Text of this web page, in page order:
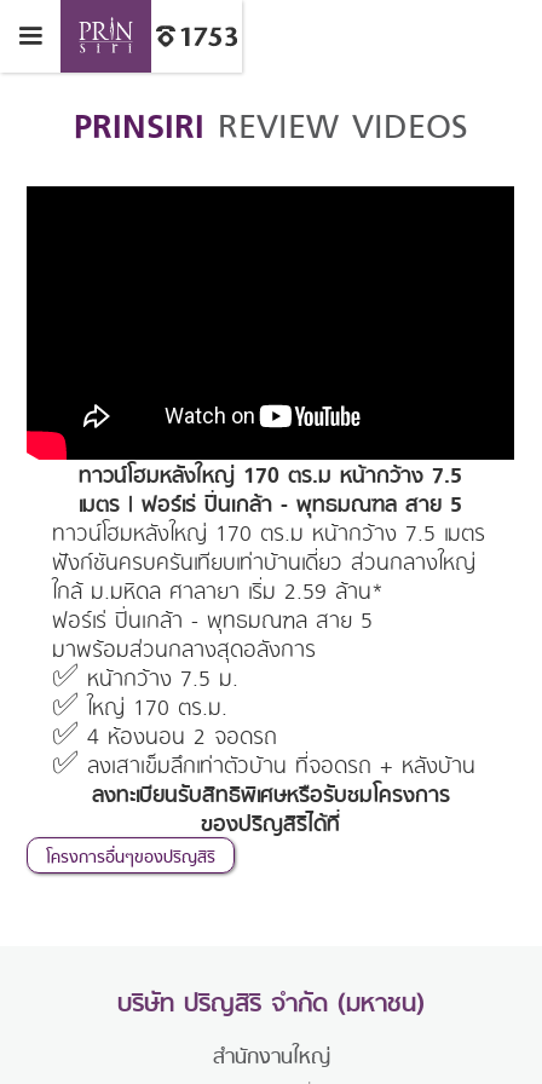
PRINSIRI REVIEW VIDEOS
ทาวน์โฮมหลังใหญ่ 170 ตร.ม หน้ากว้าง 7.5
เมตร | ฟอร์เร่ ปิ่นเกล้า - พุทธมณฑล สาย 5
ทาวน์โฮมหลังใหญ่ 170 ตร.ม หน้ากว้าง 7.5 เมตร
ฟังก์ชันครบครันเทียบเท่าบ้านเดี่ยว ส่วนกลางใหญ่
ใกล้ ม.มหิดล ศาลายา เริ่ม 2.59 ล้าน*
ฟอร์เร่ ปิ่นเกล้า - พุทธมณฑล สาย 5
มาพร้อมส่วนกลางสุดอลังการ
✅ หน้ากว้าง 7.5 ม.
✅ ใหญ่ 170 ตร.ม.
✅ 4 ห้องนอน 2 จอดรถ
✅ ลงเสาเข็มลึกเท่าตัวบ้าน ที่จอดรถ + หลังบ้าน
ลงทะเบียนรับสิทธิพิเศษหรือรับชมโครงการ
ของปริญสิริได้ที่
โครงการอื่นๆของปริญสิริ
บริษัท ปริญสิริ จำกัด (มหาชน)
สำนักงานใหญ่